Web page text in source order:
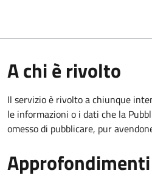
A chi è rivolto
Il servizio è rivolto a chiunque
le informazioni o i dati che la
omesso di pubblicare, pur
Approfondimenti